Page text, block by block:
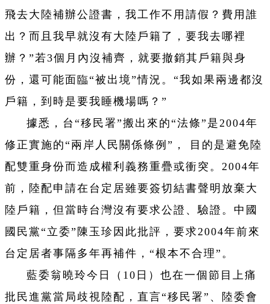
飛去大陸補辦公證書，我工作不用請假？費用誰
出？而且我早就沒有大陸戶籍了，要我去哪裡
辦？”若3個月內沒補齊，就要撤銷其戶籍與身
份，還可能面臨“被出境”情況。“我如果兩邊都沒
戶籍，到時是要我睡機場嗎？”
據悉，台“移民署”搬出來的“法條”是2004年
修正實施的“兩岸人民關係條例”， 目的是避免陸
配雙重身份而造成權利義務重疊或衝突。2004年
前，陸配申請在台定居雖要簽切結書聲明放棄大
陸戶籍，但當時台灣沒有要求公證、驗證。中國
國民黨“立委”陳玉珍因此批評，要求2004年前來
台定居者事隔多年再補件，“根本不合理”。
藍委翁曉玲今日（10日）也在一個節目上痛
批民進黨當局歧視陸配，直言“移民署”、陸委會